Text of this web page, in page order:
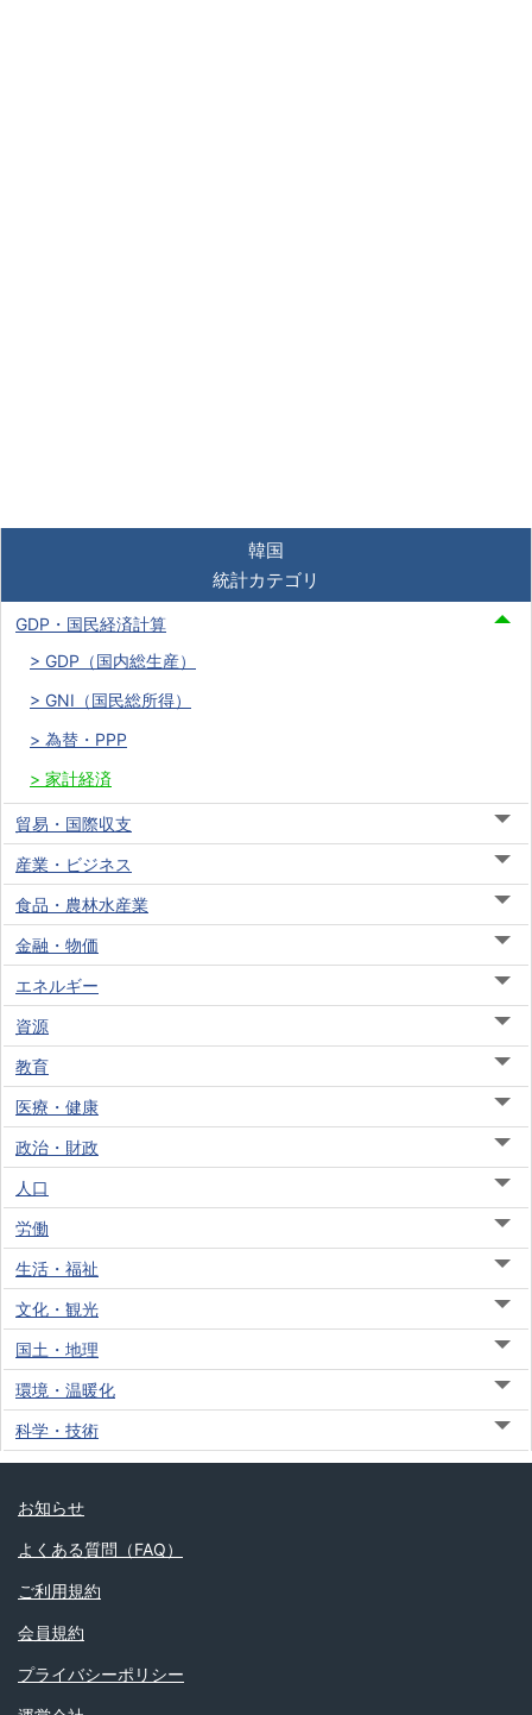
韓国
統計カテゴリ
GDP・国民経済計算
GDP（国内総生産）
GNI（国民総所得）
為替・PPP
家計経済
貿易・国際収支
産業・ビジネス
食品・農林水産業
金融・物価
エネルギー
資源
教育
医療・健康
政治・財政
人口
労働
生活・福祉
文化・観光
国土・地理
環境・温暖化
科学・技術
お知らせ
よくある質問（FAQ）
ご利用規約
会員規約
プライバシーポリシー